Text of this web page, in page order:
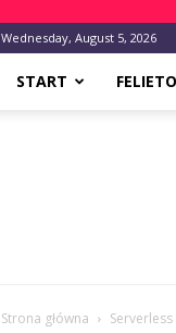
Wednesday, August 5, 2026
START
Strona główna